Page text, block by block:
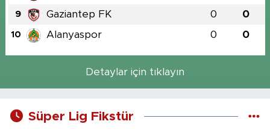
9 Gaziantep FK 0 0
10 Alanyaspor 0 0
Detaylar için tıklayın
Süper Lig Fikstür